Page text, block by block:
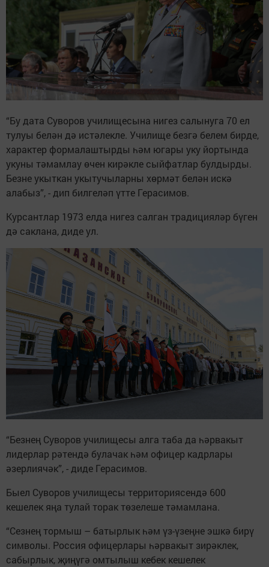
“Бу дата Суворов училищесына нигез салынуга 70 ел
тулуы белән дә истәлекле. Училище безгә белем бирде,
характер формалаштырды һәм югары уку йортында
укуны тәмамлау өчен кирәкле сыйфатлар булдырды.
Безне укыткан укытучыларны хөрмәт белән искә
алабыз”, - дип билгеләп үтте Герасимов.
Курсантлар 1973 елда нигез салган традицияләр бүген
дә саклана, диде ул.
“Безнең Суворов училищесы алга таба да һәрвакыт
лидерлар рәтендә булачак һәм офицер кадрлары
әзерлиячәк”, - диде Герасимов.
Быел Суворов училищесы территориясендә 600
кешелек яңа тулай торак төзелеше тәмамлана.
“Сезнең тормыш – батырлык һәм үз-үзеңне эшкә бирү
символы. Россия офицерлары һәрвакыт зирәклек,
сабырлык, җиңүгә омтылыш кебек кешелек